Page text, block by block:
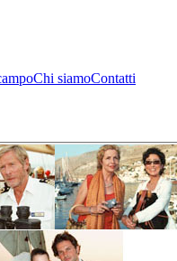
Chi siamoContatti